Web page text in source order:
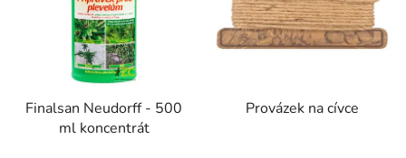
Finalsan Neudorff - 500
ml koncentrát
Provázek na cívce